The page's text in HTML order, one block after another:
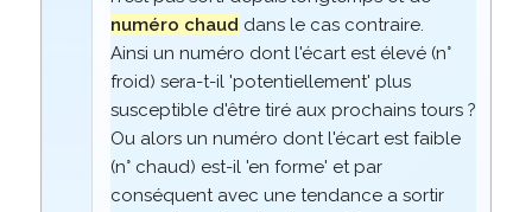
numéro chaud dans le cas contraire.
Ainsi un numéro dont l'écart est élevé (n°
froid) sera-t-il 'potentiellement' plus
susceptible d'être tiré aux prochains tours ?
Ou alors un numéro dont l'écart est faible
(n° chaud) est-il 'en forme' et par
conséquent avec une tendance a sortir